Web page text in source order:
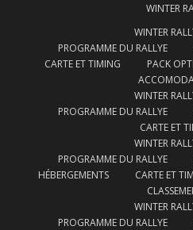
WINTER
WINTER
PROGRAMME DU RALLYE
CARTE ET TIMING
PACK
WINTER
PROGRAMME DU RALLYE
CARTE ET
WINTER
PROGRAMME DU RALLYE
HÉBERGEMENTS
CARTE ET
WINTER
PROGRAMME DU RALLYE